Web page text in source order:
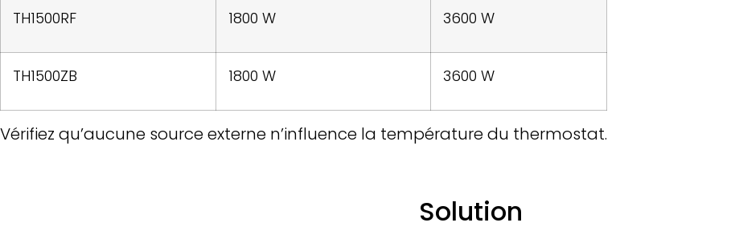
TH1500RF 1800 W 3600 W
TH1500ZB 1800 W 3600 W
Vérifiez qu’aucune source externe n’influence la température du thermostat.
Solution